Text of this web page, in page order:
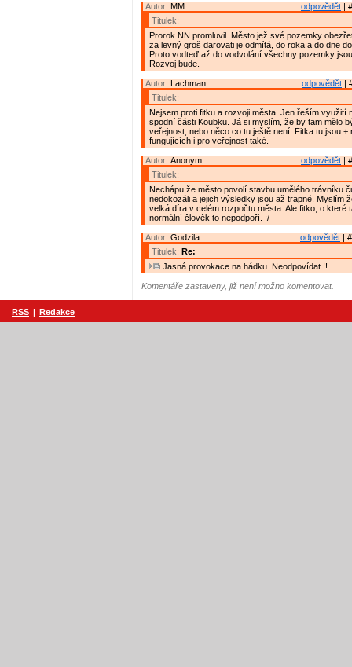
odpovědět |
Autor: MM
Titulek:
Prorok NN promluvil. Město jež své pozemky
za levný groš darovati je odmítá, do roka a do dne
Proto vodteď až do vodvolání všechny pozemky
Rozvoj bude.
odpovědět |
Autor: Lachman
Titulek:
Nejsem proti fitku a rozvoji města. Jen řeším využití
spodní části Koubku. Já si myslím, že by tam mělo
veřejnost, nebo něco co tu ještě není. Fitka tu jsou +
fungujících i pro veřejnost také.
odpovědět |
Autor: Anonym
Titulek:
Nechápu,že město povolí stavbu umělého trávníku
nedokozáli a jejich výsledky jsou až trapné. Myslím
velká díra v celém rozpočtu města. Ale fitko, o které
normální člověk to nepodpoří. :/
odpovědět |
Autor: Godzila
Titulek: Re:
Jasná provokace na hádku. Neodpovídat !!
Komentáře zastaveny, již není možno komentovat.
RSS | Redakce